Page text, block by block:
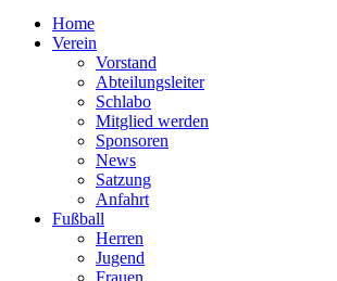
Home
Verein
Vorstand
Abteilungsleiter
Schlabo
Mitglied werden
Sponsoren
News
Satzung
Anfahrt
Fußball
Herren
Jugend
Frauen